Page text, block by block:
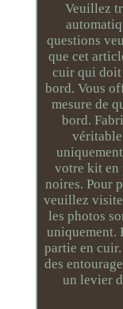
Veuillez
questions
que cet
cuir qui doit
bord. Vous
mesure de
bord.
votre kit en
noires. Pour
veuillez
les photos
uniquement.
partie en
des
un levier